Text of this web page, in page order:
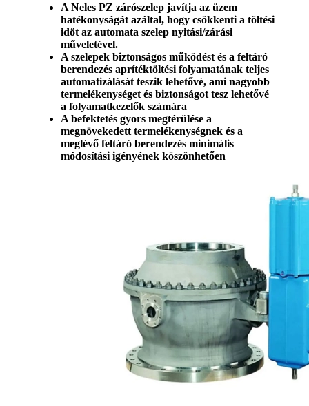
A Neles PZ zárószelep javítja az üzem
hatékonyságát azáltal, hogy csökkenti a töltési
időt az automata szelep nyitási/zárási
műveletével.
A szelepek biztonságos működést és a feltáró
berendezés aprítéktöltési folyamatának teljes
automatizálását teszik lehetővé, ami nagyobb
termelékenységet és biztonságot tesz lehetővé
a folyamatkezelők számára
A befektetés gyors megtérülése a
megnövekedett termelékenységnek és a
meglévő feltáró berendezés minimális
módosítási igényének köszönhetően